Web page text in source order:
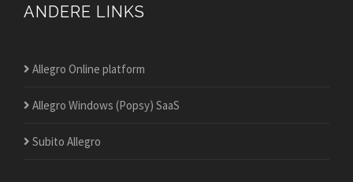
ANDERE LINKS
Allegro Online platform
Allegro Windows (Popsy) SaaS
Subito Allegro